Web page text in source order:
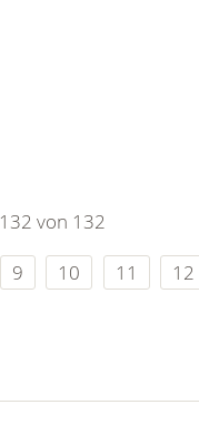
von 132
9 10 11 12